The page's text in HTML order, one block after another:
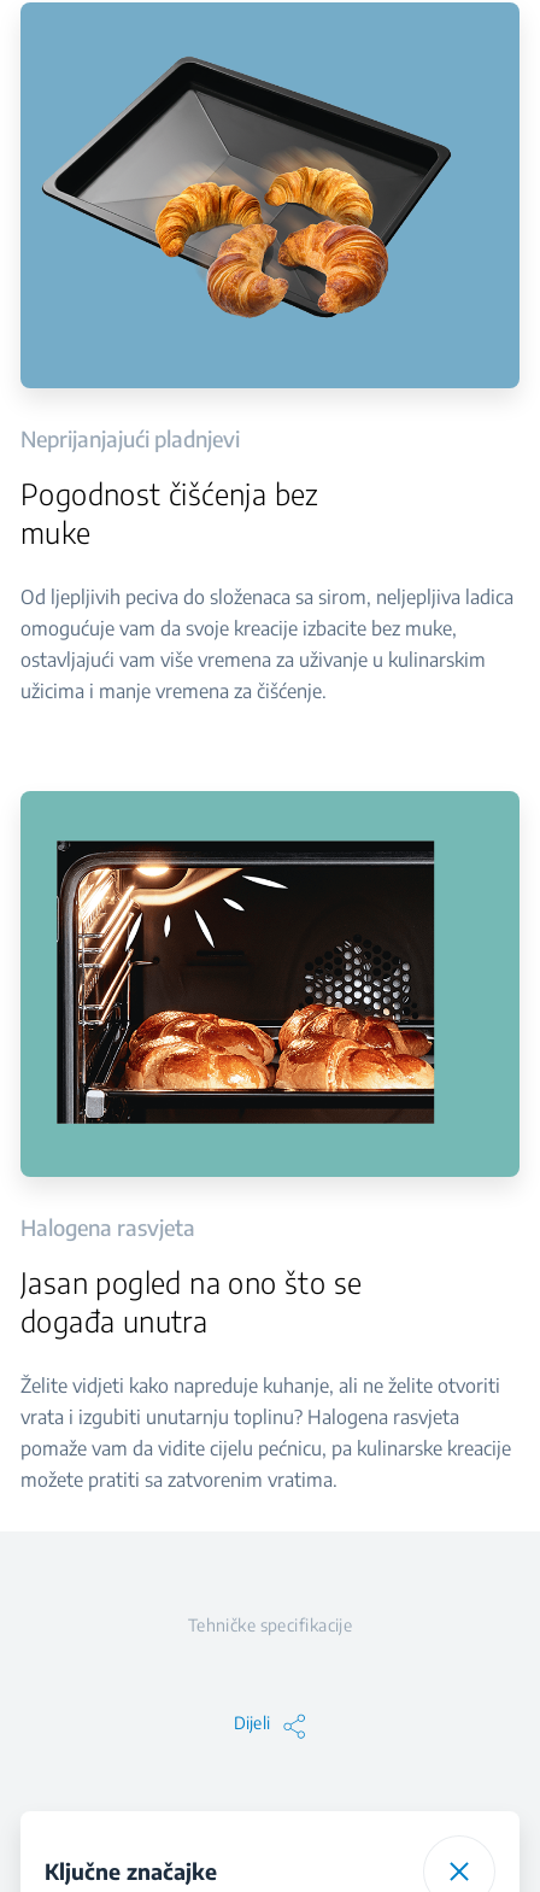
Neprijanjajući pladnjevi
Pogodnost čišćenja bez
muke
Od ljepljivih peciva do složenaca sa sirom, neljepljiva ladica
omogućuje vam da svoje kreacije izbacite bez muke,
ostavljajući vam više vremena za uživanje u kulinarskim
užicima i manje vremena za čišćenje.
Halogena rasvjeta
Jasan pogled na ono što se
događa unutra
Želite vidjeti kako napreduje kuhanje, ali ne želite otvoriti
vrata i izgubiti unutarnju toplinu? Halogena rasvjeta
pomaže vam da vidite cijelu pećnicu, pa kulinarske kreacije
možete pratiti sa zatvorenim vratima.
Tehničke specifikacije
Dijeli
Ključne značajke